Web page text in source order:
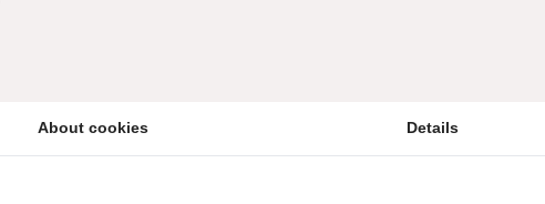
About cookies Details